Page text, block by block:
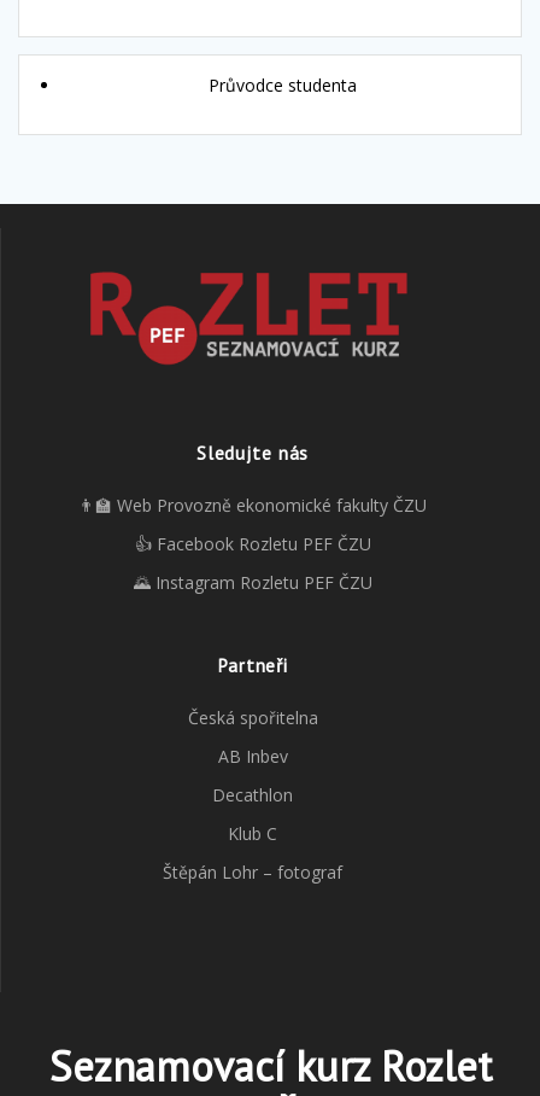
Průvodce studenta
Sledujte nás
👨‍🏫 Web Provozně ekonomické fakulty ČZU
👍 Facebook Rozletu PEF ČZU
🌄 Instagram Rozletu PEF ČZU
Partneři
Česká spořitelna
AB Inbev
Decathlon
Klub C
Štěpán Lohr – fotograf
Seznamovací kurz Rozlet